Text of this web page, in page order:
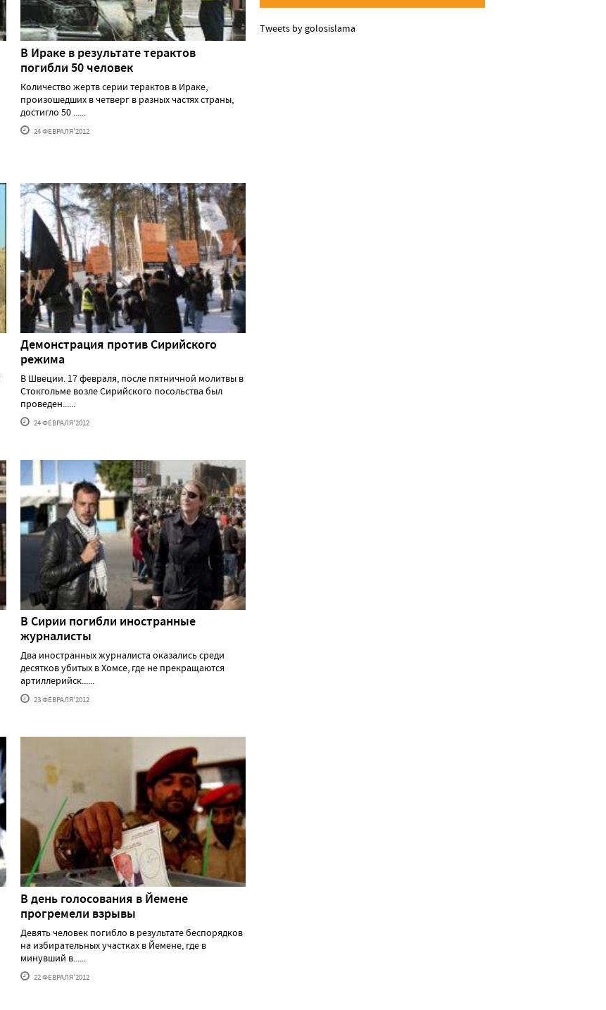
В Ираке в результате терактов
погибли 50 человек
Количество жертв серии терактов в Ираке,
произошедших в четверг в разных частях страны,
достигло 50 ......
24 ФЕВРАЛЯ'2012
Демонстрация против Сирийского
режима
В Швеции. 17 февраля, после пятничной молитвы в
Стокгольме возле Сирийского посольства был
проведен......
24 ФЕВРАЛЯ'2012
В Сирии погибли иностранные
журналисты
Два иностранных журналиста оказались среди
десятков убитых в Хомсе, где не прекращаются
артиллерийск......
23 ФЕВРАЛЯ'2012
В день голосования в Йемене
прогремели взрывы
Девять человек погибло в результате беспорядков
на избирательных участках в Йемене, где в
минувший в......
22 ФЕВРАЛЯ'2012
Tweets by golosislama